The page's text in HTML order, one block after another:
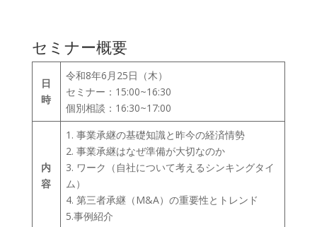
セミナー概要
日
時
令和8年6月25日（木）
セミナー：15:00~16:30
個別相談：16:30~17:00
内
容
1. 事業承継の基礎知識と昨今の経済情勢
2. 事業承継はなぜ準備が大切なのか
3. ワーク（自社について考えるシンキングタイ
ム）
4. 第三者承継（M&A）の重要性とトレンド
5.事例紹介